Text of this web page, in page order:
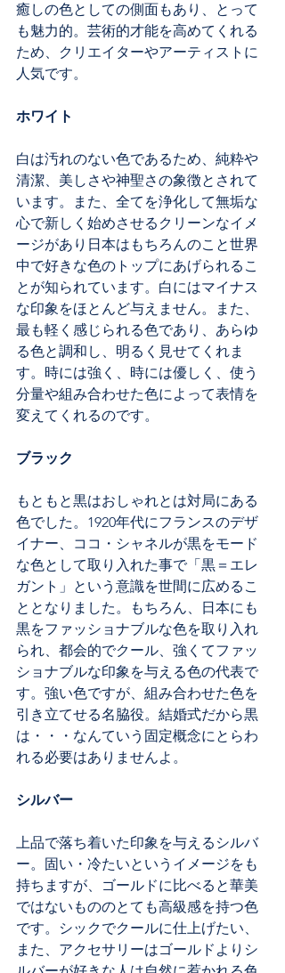
癒しの色としての側面もあり、とって
も魅力的。芸術的才能を高めてくれる
ため、クリエイターやアーティストに
人気です。
ホワイト
白は汚れのない色であるため、純粋や
清潔、美しさや神聖さの象徴とされて
います。また、全てを浄化して無垢な
心で新しく始めさせるクリーンなイメ
ージがあり日本はもちろんのこと世界
中で好きな色のトップにあげられるこ
とが知られています。白にはマイナス
な印象をほとんど与えません。また、
最も軽く感じられる色であり、あらゆ
る色と調和し、明るく見せてくれま
す。時には強く、時には優しく、使う
分量や組み合わせた色によって表情を
変えてくれるのです。
ブラック
もともと黒はおしゃれとは対局にある
色でした。1920年代にフランスのデザ
イナー、ココ・シャネルが黒をモード
な色として取り入れた事で「黒＝エレ
ガント」という意識を世間に広めるこ
ととなりました。もちろん、日本にも
黒をファッショナブルな色を取り入れ
られ、都会的でクール、強くてファッ
ショナブルな印象を与える色の代表で
す。強い色ですが、組み合わせた色を
引き立てせる名脇役。結婚式だから黒
は・・・なんていう固定概念にとらわ
れる必要はありませんよ。
シルバー
上品で落ち着いた印象を与えるシルバ
ー。固い・冷たいというイメージをも
持ちますが、ゴールドに比べると華美
ではないもののとても高級感を持つ色
です。シックでクールに仕上げたい、
また、アクセサリーはゴールドよりシ